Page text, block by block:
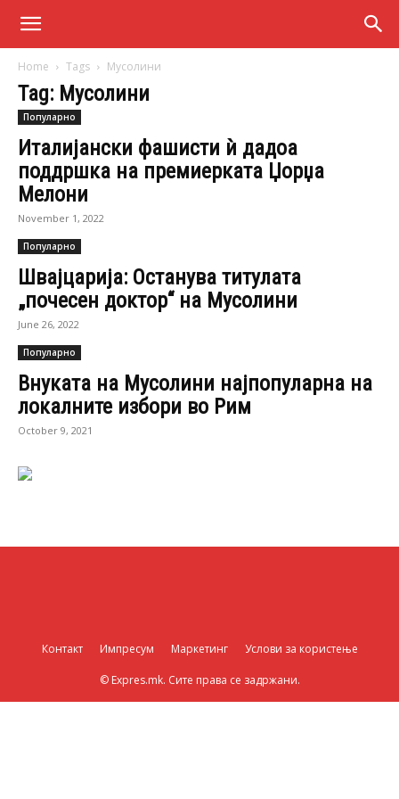
Home Tags Мусолини
Tag: Мусолини
Популарно
Италијански фашисти ѝ дадоа
поддршка на премиерката Џорџа
Мелони
November 1, 2022
Популарно
Швајцарија: Останува титулата
„почесен доктор“ на Мусолини
June 26, 2022
Популарно
Внуката на Мусолини најпопуларна на
локалните избори во Рим
October 9, 2021
Контакт Импресум Маркетинг Услови за користење
© Expres.mk. Сите права се задржани.